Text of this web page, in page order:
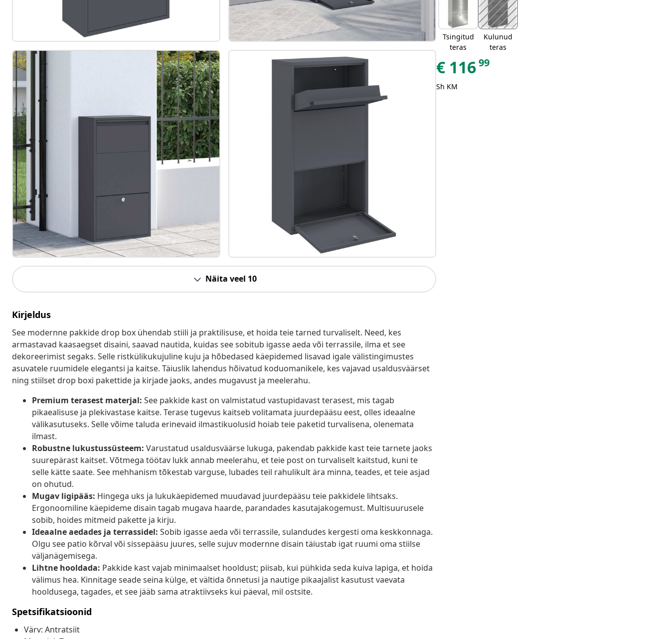
Näita veel 10
Kirjeldus
See modernne pakkide drop box ühendab stiili ja praktilisuse, et hoida teie tarned turvaliselt. Need, kes
armastavad kaasaegset disaini, saavad nautida, kuidas see sobitub igasse aeda või terrassile, ilma et see
dekoreerimist segaks. Selle ristkülikukujuline kuju ja hõbedased käepidemed lisavad igale välistingimustes
asuvatele ruumidele elegantsi ja kaitse. Täiuslik lahendus hõivatud koduomanikele, kes vajavad usaldusväärset
ning stiilset drop boxi pakettide ja kirjade jaoks, andes mugavust ja meelerahu.
Premium terasest materjal: See pakkide kast on valmistatud vastupidavast terasest, mis tagab
pikaealisuse ja plekivastase kaitse. Terase tugevus kaitseb volitamata juurdepääsu eest, olles ideaalne
välikasutuseks. Selle võime taluda erinevaid ilmastikuolusid hoiab teie paketid turvalisena, olenemata
ilmast.
Robustne lukustussüsteem: Varustatud usaldusväärse lukuga, pakendab pakkide kast teie tarnete jaoks
suurepärast kaitset. Võtmega töötav lukk annab meelerahu, et teie post on turvaliselt kaitstud, kuni te
selle kätte saate. See mehhanism tõkestab varguse, lubades teil rahulikult ära minna, teades, et teie asjad
on ohutud.
Mugav ligipääs: Hingega uks ja lukukäepidemed muudavad juurdepääsu teie pakkidele lihtsaks.
Ergonoomiline käepideme disain tagab mugava haarde, parandades kasutajakogemust. Multisuurusele
sobib, hoides mitmeid pakette ja kirju.
Ideaalne aedades ja terrassidel: Sobib igasse aeda või terrassile, sulandudes kergesti oma keskkonnaga.
Olgu see patio kõrval või sissepääsu juures, selle sujuv modernne disain täiustab igat ruumi oma stiilse
väljanägemisega.
Lihtne hooldada: Pakkide kast vajab minimaalset hooldust; piisab, kui pühkida seda kuiva lapiga, et hoida
välimus hea. Kinnitage seade seina külge, et vältida õnnetusi ja nautige pikaajalist kasutust vaevata
hooldusega, tagades, et see jääb sama atraktiivseks kui päeval, mil ostsite.
Spetsifikatsioonid
Värv: Antratsiit
Tsingitud
teras
Kulunud
teras
€ 11699
Sh KM